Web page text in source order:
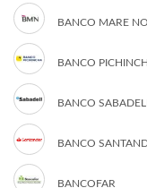
BANCO MARE
BANCO
BANCO
BANCO
BANCOFAR